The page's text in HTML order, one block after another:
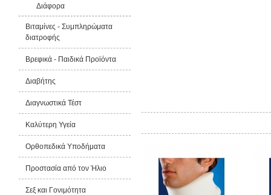
Διάφορα
Βιταμίνες - Συμπληρώματα
διατροφής
Βρεφικά - Παιδικά Προϊόντα
Διαβήτης
Διαγνωστικά Τέστ
Καλύτερη Υγεία
Ορθοπεδικά Υποδήματα
Προστασία από τον Ήλιο
Σεξ και Γονιμότητα